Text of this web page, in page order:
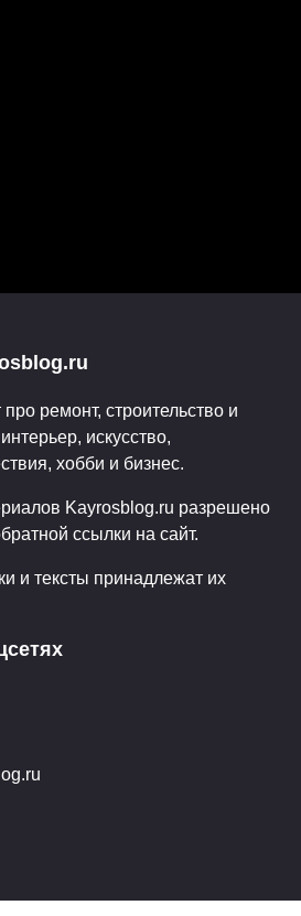
ремонт, строительство и
искусство,
хобби и бизнес.
Kayrosblog.ru разрешено
ссылки на сайт.
и тексты принадлежат их